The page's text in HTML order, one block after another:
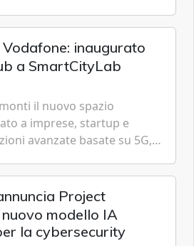
inaugurato
a SmartCityLab
il nuovo spazio
a imprese, startup e
avanzate basate su 5G,
Project
modello IA
la cybersecurity